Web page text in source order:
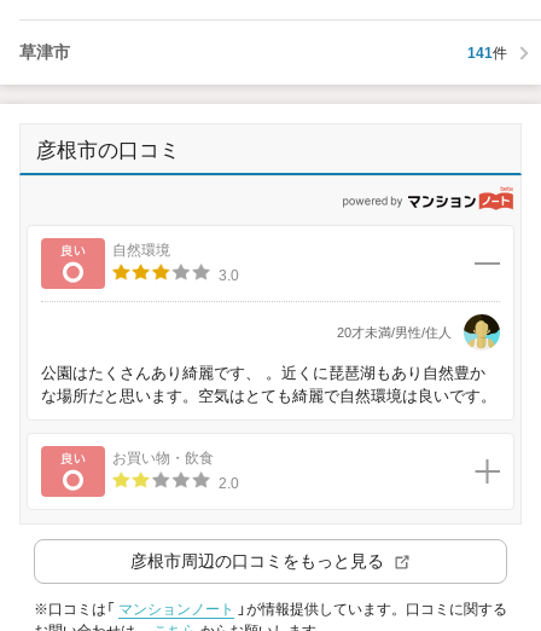
草津市 141件
彦根市の口コミ
良い
自然環境
3.0
20才未満/男性/住人
公園はたくさんあり綺麗です、 。近くに琵琶湖もあり自然豊か
な場所だと思います。空気はとても綺麗で自然環境は良いです。
良い
お買い物・飲食
2.0
彦根市周辺の口コミをもっと見る
※口コミは「 マンションノート
」が情報提供しています。口コミに関する